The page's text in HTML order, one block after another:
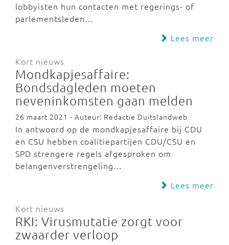
lobbyisten hun contacten met regerings- of
parlementsleden…
Lees meer
Kort nieuws
Mondkapjesaffaire:
Bondsdagleden moeten
neveninkomsten gaan melden
26 maart 2021 - Auteur: Redactie Duitslandweb
In antwoord op de mondkapjesaffaire bij CDU
en CSU hebben coalitiepartijen CDU/CSU en
SPD strengere regels afgesproken om
belangenverstrengeling…
Lees meer
Kort nieuws
RKI: Virusmutatie zorgt voor
zwaarder verloop